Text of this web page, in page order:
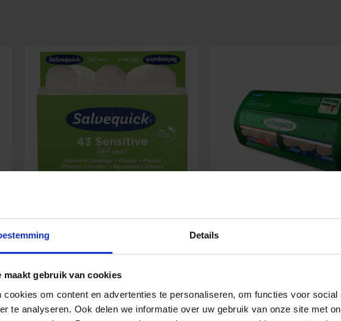
Details
maakt gebruik van cookies
cookies om content en advertenties te personaliseren, om functies voor social
te analyseren. Ook delen we informatie over uw gebruik van onze site met
74,39€Inkl. MwSt. 23,87€Inkl.